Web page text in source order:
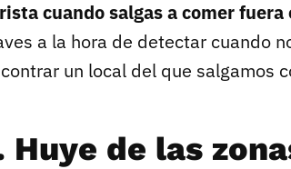
cuando salgas a comer fuera
a la hora de detectar cuando
un local del que salgamos
Huye de las